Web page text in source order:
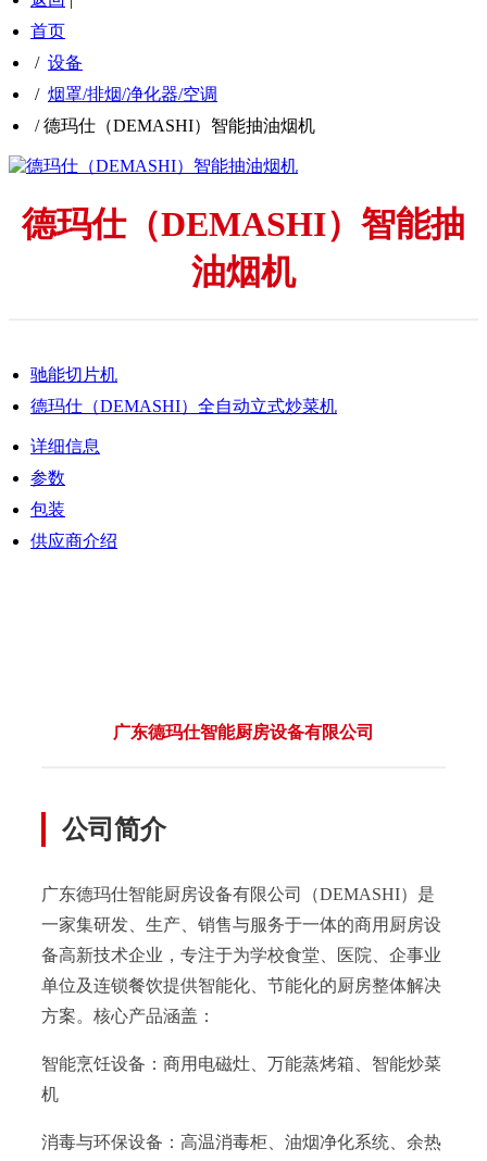
首页
/ 设备
/ 烟罩/排烟/净化器/空调
/德玛仕（DEMASHI）智能抽油烟机
德玛仕（DEMASHI）智能抽
油烟机
驰能切片机
德玛仕（DEMASHI）全自动立式炒菜机
详细信息
参数
包装
供应商介绍
广东德玛仕智能厨房设备有限公司
公司简介
广东德玛仕智能厨房设备有限公司（DEMASHI）是
一家集研发、生产、销售与服务于一体的商用厨房设
备高新技术企业，专注于为学校食堂、医院、企事业
单位及连锁餐饮提供智能化、节能化的厨房整体解决
方案。核心产品涵盖：
智能烹饪设备：商用电磁灶、万能蒸烤箱、智能炒菜
机
消毒与环保设备：高温消毒柜、油烟净化系统、余热